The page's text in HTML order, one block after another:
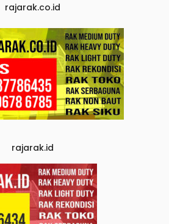
rajarak.co.id
rajarak.id